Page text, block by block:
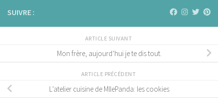
SUIVRE :
ARTICLE SUIVANT
Mon frère, aujourd’hui je te dis tout.
ARTICLE PRÉCÉDENT
L’atelier cuisine de MllePanda: les cookies